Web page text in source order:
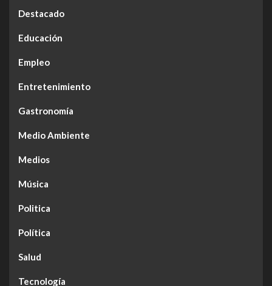
Destacado
Educación
Empleo
Entretenimiento
Gastronomía
Medio Ambiente
Medios
Música
Politica
Política
Salud
Tecnología